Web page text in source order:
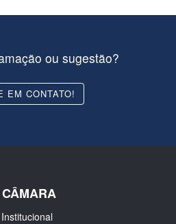
ou sugestão?
EM CONTATO!
Institucional